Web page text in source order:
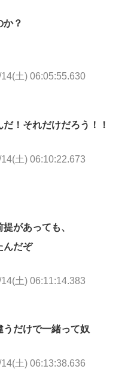
か？
土) 06:05:55.630
！それだけだろう！！
土) 06:10:22.673
があっても、
んだぞ
土) 06:11:14.383
だけで一緒って奴
土) 06:13:38.636